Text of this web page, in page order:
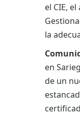
el CIE,
la
en
de un